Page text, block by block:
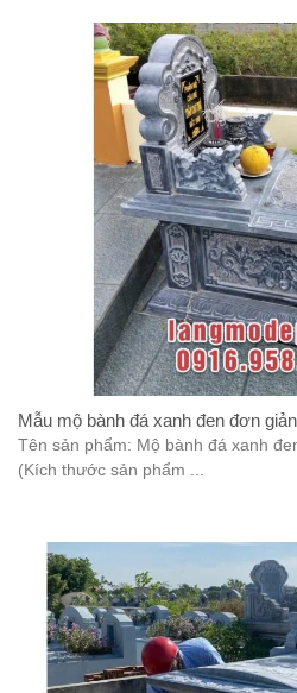
Mẫu mộ bành đá xanh đen đơn
Tên sản phẩm: Mộ bành đá xanh
(Kích thước sản phẩm ...